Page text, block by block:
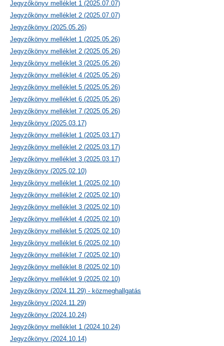
Jegyzőkönyv melléklet 1 (2025.07.07)
Jegyzőkönyv melléklet 2 (2025.07.07)
Jegyzőkönyv (2025.05.26)
Jegyzőkönyv melléklet 1 (2025.05.26)
Jegyzőkönyv melléklet 2 (2025.05.26)
Jegyzőkönyv melléklet 3 (2025.05.26)
Jegyzőkönyv melléklet 4 (2025.05.26)
Jegyzőkönyv melléklet 5 (2025.05.26)
Jegyzőkönyv melléklet 6 (2025.05.26)
Jegyzőkönyv melléklet 7 (2025.05.26)
Jegyzőkönyv (2025.03.17)
Jegyzőkönyv melléklet 1 (2025.03.17)
Jegyzőkönyv melléklet 2 (2025.03.17)
Jegyzőkönyv melléklet 3 (2025.03.17)
Jegyzőkönyv (2025.02.10)
Jegyzőkönyv melléklet 1 (2025.02.10)
Jegyzőkönyv melléklet 2 (2025.02.10)
Jegyzőkönyv melléklet 3 (2025.02.10)
Jegyzőkönyv melléklet 4 (2025.02.10)
Jegyzőkönyv melléklet 5 (2025.02.10)
Jegyzőkönyv melléklet 6 (2025.02.10)
Jegyzőkönyv melléklet 7 (2025.02.10)
Jegyzőkönyv melléklet 8 (2025.02.10)
Jegyzőkönyv melléklet 9 (2025.02.10)
Jegyzőkönyv (2024.11.29) - közmeghallgatás
Jegyzőkönyv (2024.11.29)
Jegyzőkönyv (2024.10.24)
Jegyzőkönyv melléklet 1 (2024.10.24)
Jegyzőkönyv (2024.10.14)